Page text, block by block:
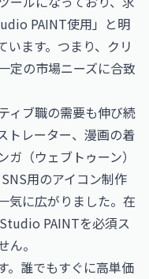
PAINT使用」と明
います。つまり、クリ
定の市場ニーズに合致
ィブ職の需要も伸び続
トレーター、漫画の着
（ウェブトゥーン）
用のアイコン制作
気に広がりました。在
PAINTを必須ス
。
。誰でもすぐに高単価